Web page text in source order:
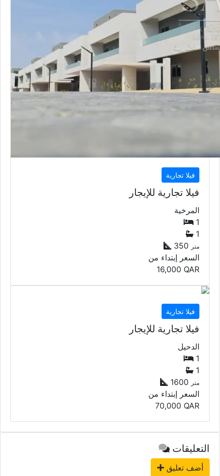
فيلا تجارية
فيلا تجارية للإيجار
المرخية
1
1
350 متر
السعر إبتداء من
16,000 QAR
فيلا تجارية
فيلا تجارية للإيجار
الدحيل
1
1
1600 متر
السعر إبتداء من
70,000 QAR
التعليقات
أضف تعليق